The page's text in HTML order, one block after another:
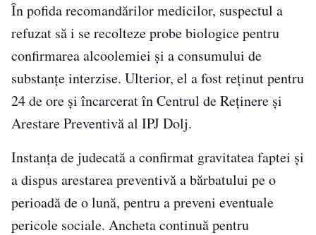
În pofida recomandărilor medicilor, suspectul a
refuzat să i se recolteze probe biologice pentru
confirmarea alcoolemiei și a consumului de
substanțe interzise. Ulterior, el a fost reținut pentru
24 de ore și încarcerat în Centrul de Reținere și
Arestare Preventivă al IPJ Dolj.
Instanța de judecată a confirmat gravitatea faptei și
a dispus arestarea preventivă a bărbatului pe o
perioadă de o lună, pentru a preveni eventuale
pericole sociale. Ancheta continuă pentru